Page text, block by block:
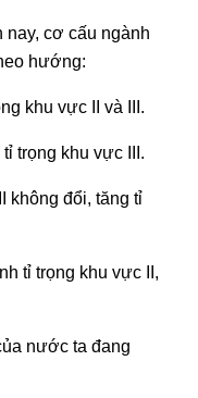
nay, cơ cấu ngành
hướng:
khu vực II và III.
trọng khu vực III.
không đổi, tăng tỉ
tỉ trọng khu vực II,
nước ta đang